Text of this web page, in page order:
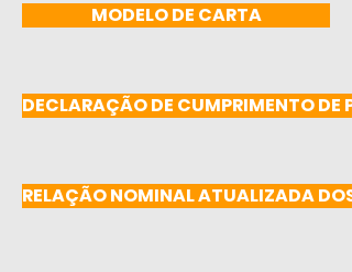
MODELO DE CARTA
DECLARAÇÃO DE CUMPRIMENTO DE
RELAÇÃO NOMINAL ATUALIZADA DOS